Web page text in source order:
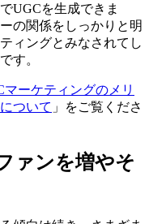
UGCを生成できま
の関係をしっかりと明
ィングとみなされてし
す。
マーケティングのメリ
ついて 」をご覧くださ
ァンを増やそ